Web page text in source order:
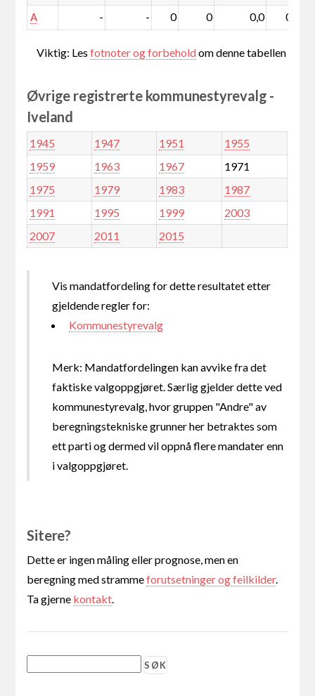
A - - 0 0 0,0 0,0
Viktig: Lesfotnoter og forbeholdom denne tabellen
Øvrige registrerte kommunestyrevalg -
Iveland
1945 1947 1951
1955
1959
1963 1967
1971
1975
1979 1983
1987
1991
1995 1999
2003
2007
2011 2015
Vis mandatfordeling for dette resultatet etter
gjeldende regler for:
Kommunestyrevalg
Merk: Mandatfordelingen kan avvike fra det
faktiske valgoppgjøret. Særlig gjelder dette ved
kommunestyrevalg, hvor gruppen "Andre" av
beregningstekniske grunner her betraktes som
ett parti og dermed vil oppnå flere mandater enn
i valgoppgjøret.
Sitere?
Dette er ingen måling eller prognose, men en
beregning med strammeforutsetninger og feilkilder.
Ta gjerne kontakt.